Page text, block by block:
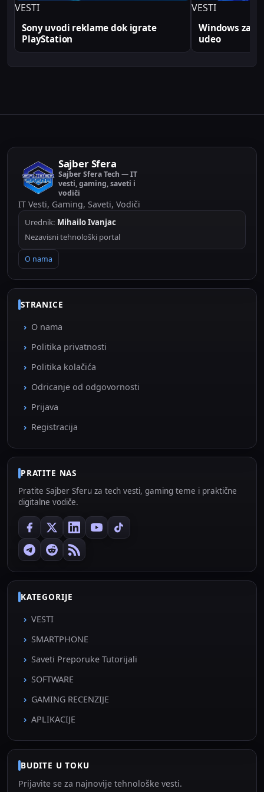
VESTI
Sony uvodi reklame dok igrate
PlayStation
VESTI
Windows
udeo
Sajber Sfera
Sajber Sfera Tech — IT
vesti, gaming, saveti i
vodiči
IT Vesti, Gaming, Saveti, Vodiči
Urednik: Mihailo Ivanjac
Nezavisni tehnološki portal
O nama
STRANICE
O nama
Politika privatnosti
Politika kolačića
Odricanje od odgovornosti
Prijava
Registracija
PRATITE NAS
Pratite Sajber Sferu za tech vesti, gaming teme i praktične
digitalne vodiče.
KATEGORIJE
VESTI
SMARTPHONE
Saveti Preporuke Tutorijali
SOFTWARE
GAMING RECENZIJE
APLIKACIJE
BUDITE U TOKU
Prijavite se za najnovije tehnološke vesti.